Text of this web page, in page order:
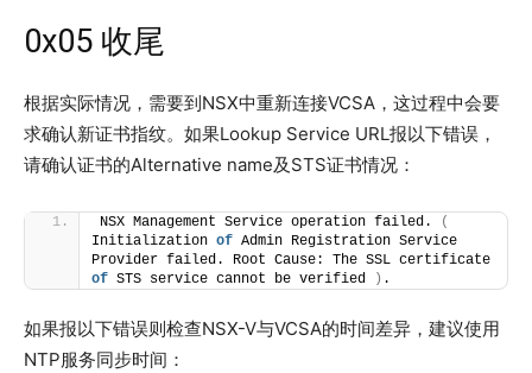
0x05 收尾
根据实际情况，需要到NSX中重新连接VCSA，这过程中会要
求确认新证书指纹。如果Lookup Service URL报以下错误，
请确认证书的Alternative name及STS证书情况：
NSX Management Service operation failed.
(
Initialization of Admin Registration Service
of STS service cannot be verified ) .
如果报以下错误则检查NSX-V与VCSA的时间差异，建议使用
NTP服务同步时间：